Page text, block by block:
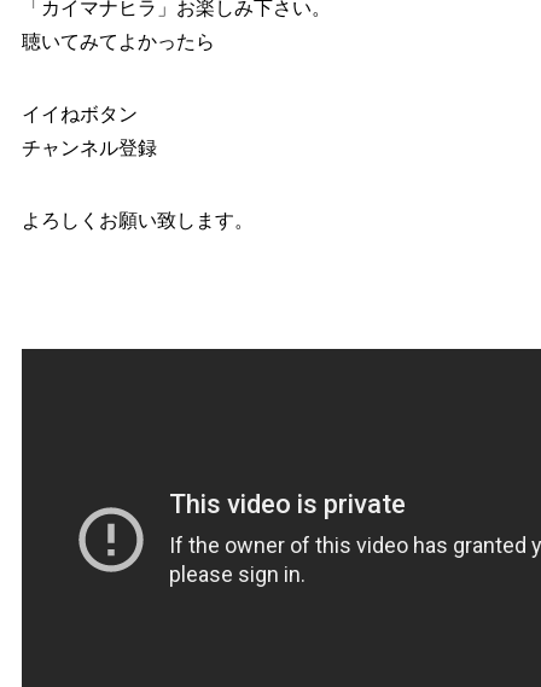
「カイマナヒラ」お楽しみ下さい。
聴いてみてよかったら
イイねボタン
チャンネル登録
よろしくお願い致します。